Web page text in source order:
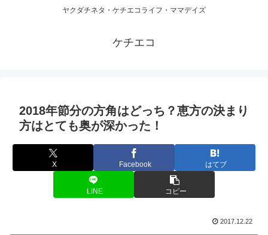
ヤクダチネタ・ケチエコライフ・ママデイズ
ケチエコ
2018年節分の方角はどっち？恵方の決まり
方はとても奥が深かった！
X Facebook はてブ
LINE コピー
2017.12.22